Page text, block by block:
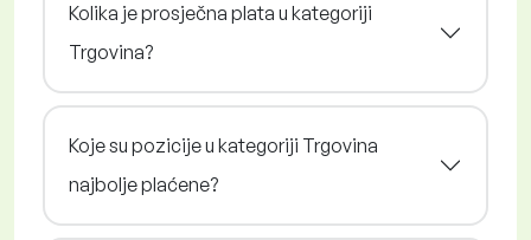
Kolika je prosječna plata u kategoriji
Trgovina?
Koje su pozicije u kategoriji Trgovina
najbolje plaćene?